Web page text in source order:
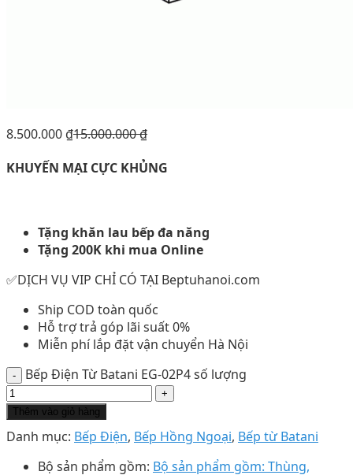
8.500.000 ₫15.000.000₫
KHUYẾN MẠI CỰC KHỦNG
Tặng khăn lau bếp đa năng
Tặng 200K khi mua Online
✅DỊCH VỤ VIP CHỈ CÓ TẠI Beptuhanoi.com
Ship COD toàn quốc
Hỗ trợ trả góp lãi suất 0%
Miễn phí lắp đặt vận chuyển Hà Nội
Bếp Điện Từ Batani EG-02P4 số lượng
Thêm vào giỏ hàng
Danh mục: Bếp Điện, Bếp Hồng Ngoại, Bếp từ Batani
Bộ sản phẩm gồm: Bộ sản phẩm gồm: Thùng,